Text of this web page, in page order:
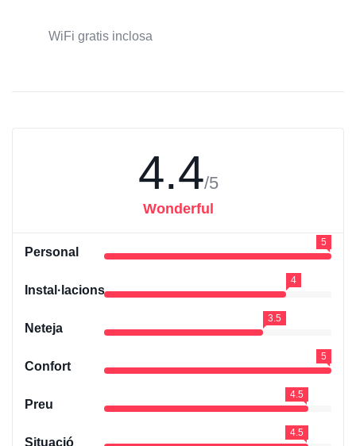
WiFi gratis inclosa
4.4/5
Wonderful
Personal
5
Instal·lacions
4
Neteja
3.5
Confort
5
Preu
4.5
Situació
4.5